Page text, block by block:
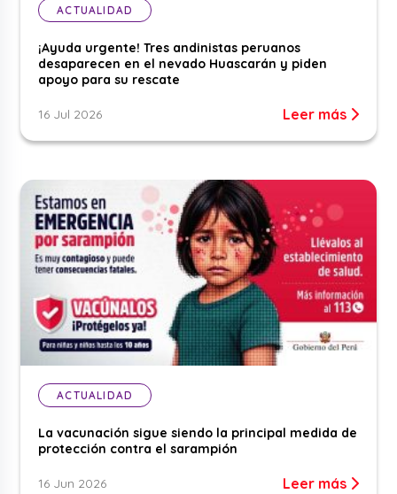
ACTUALIDAD
¡Ayuda urgente! Tres andinistas peruanos
desaparecen en el nevado Huascarán y piden
apoyo para su rescate
16 Jul 2026 Leer más
ACTUALIDAD
La vacunación sigue siendo la principal medida de
protección contra el sarampión
16 Jun 2026 Leer más